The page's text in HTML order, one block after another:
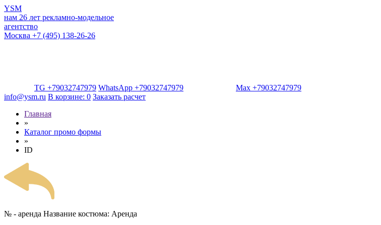
YSM
нам 26 лет рекламно-модельное
агентство
Москва +7 (495) 138-26-26
TG +79032747979 WhatsApp +79032747979
Max +79032747979
info@ysm.ru В корзине: 0 Заказать расчет
Главная
»
Каталог промо формы
»
ID
№ - аренда Название костюма: Аренда